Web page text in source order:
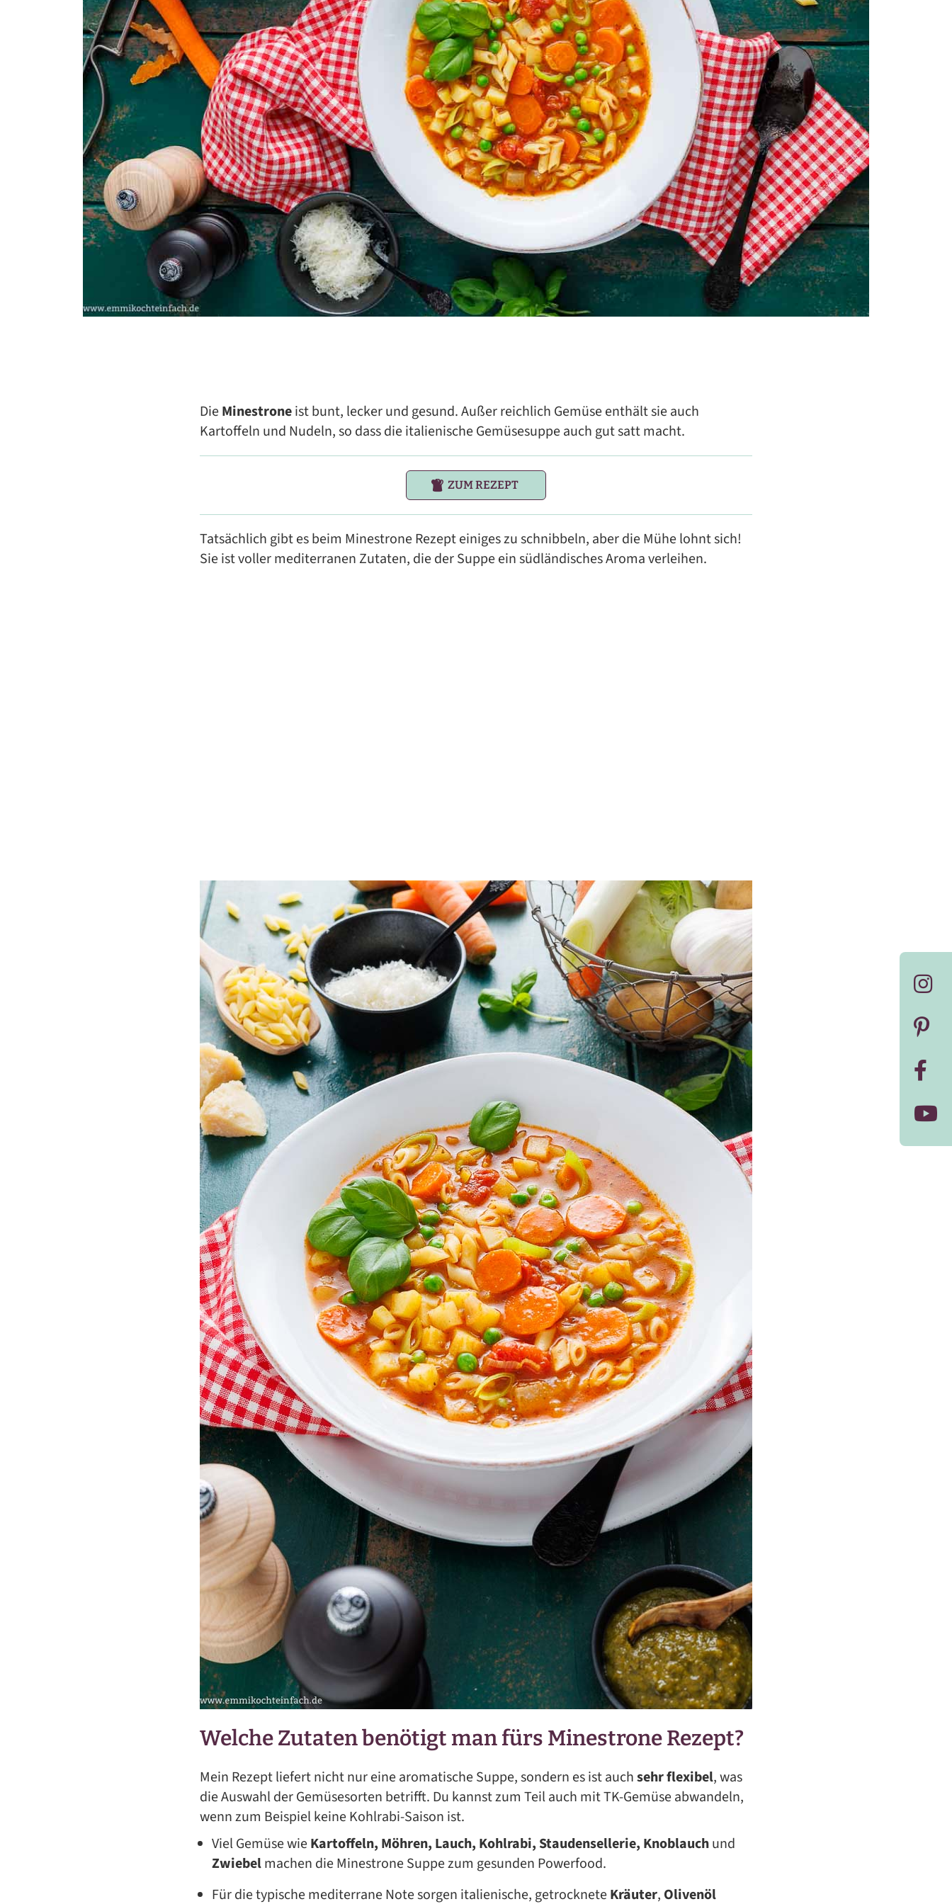
DieMinestroneist bunt, lecker und gesund. Außer reichlich Gemüse enthält sie auch
Kartoffeln und Nudeln, so dass die italienische Gemüsesuppe auch gut satt macht.
ZUM REZEPT
Tatsächlich gibt es beim Minestrone Rezept einiges zu schnibbeln, aber die Mühe lohnt sich!
Sie ist voller mediterranen Zutaten, die der Suppe ein südländisches Aroma verleihen.
Welche Zutaten benötigt man fürs Minestrone Rezept?
Mein Rezept liefert nicht nur eine aromatische Suppe, sondern es ist auchsehr flexibel, was
die Auswahl der Gemüsesorten betrifft. Du kannst zum Teil auch mit TK-Gemüse abwandeln,
wenn zum Beispiel keine Kohlrabi-Saison ist.
Viel Gemüse wieKartoffeln, Möhren, Lauch, Kohlrabi, Staudensellerie, Knoblauchund
Zwiebelmachen die Minestrone Suppe zum gesunden Powerfood.
Für die typische mediterrane Note sorgen italienische, getrockneteKräuter, Olivenöl